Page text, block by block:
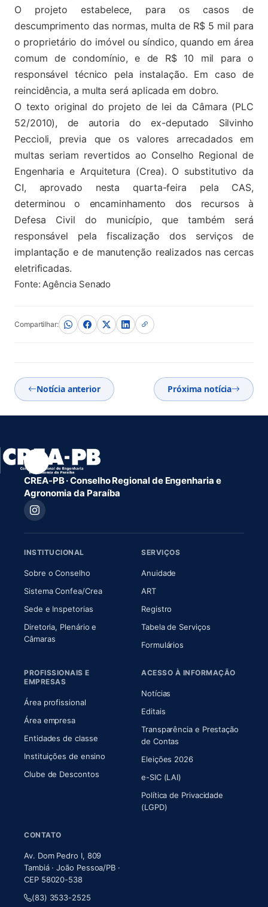
O projeto estabelece, para os casos de
descumprimento das normas, multa de R$ 5 mil para
o proprietário do imóvel ou síndico, quando em área
comum de condomínio, e de R$ 10 mil para o
responsável técnico pela instalação. Em caso de
reincidência, a multa será aplicada em dobro.
O texto original do projeto de lei da Câmara (PLC
52/2010), de autoria do ex-deputado Silvinho
Peccioli, previa que os valores arrecadados em
multas seriam revertidos ao Conselho Regional de
Engenharia e Arquitetura (Crea). O substitutivo da
CI, aprovado nesta quarta-feira pela CAS,
determinou o encaminhamento dos recursos à
Defesa Civil do município, que também será
responsável pela fiscalização dos serviços de
implantação e de manutenção realizados nas cercas
eletrificadas.
Fonte: Agência Senado
Compartilhar:
Notícia anterior Próxima notícia
CREA-PB · Conselho Regional de Engenharia e
Agronomia da Paraíba
INSTITUCIONAL
Sobre o Conselho(abre em nova aba)
Sistema Confea/Crea(abre em nova aba)
Sede e Inspetorias
Diretoria, Plenário e
Câmaras(abre em nova aba)
SERVIÇOS
Anuidade
ART(abre em nova aba)
Registro
Tabela de Serviços
Formulários
PROFISSIONAIS E
EMPRESAS
Área profissional
Área empresa
Entidades de classe
Instituições de ensino
Clube de Descontos
ACESSO À INFORMAÇÃO
Notícias
Editais
Transparência e Prestação
de Contas
Eleições 2026
e-SIC (LAI)
Política de Privacidade
(LGPD)
CONTATO
Av. Dom Pedro I, 809
Tambiá · João Pessoa/PB ·
CEP 58020-538
(83) 3533-2525